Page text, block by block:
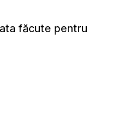
făcute pentru